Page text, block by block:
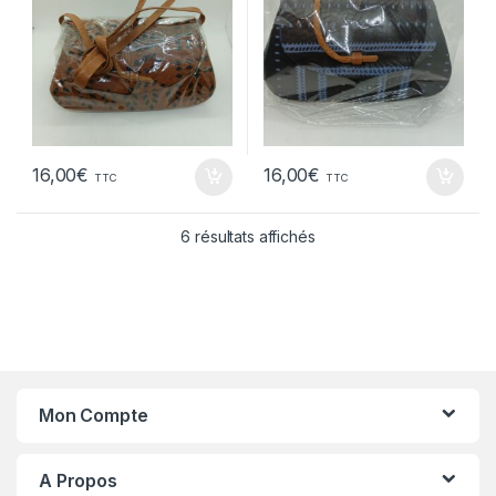
16,00€ TTC 16,00€ TTC
6 résultats affichés
Mon Compte
A Propos